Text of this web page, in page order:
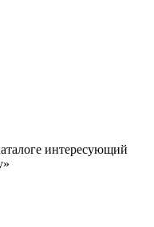
интересующий